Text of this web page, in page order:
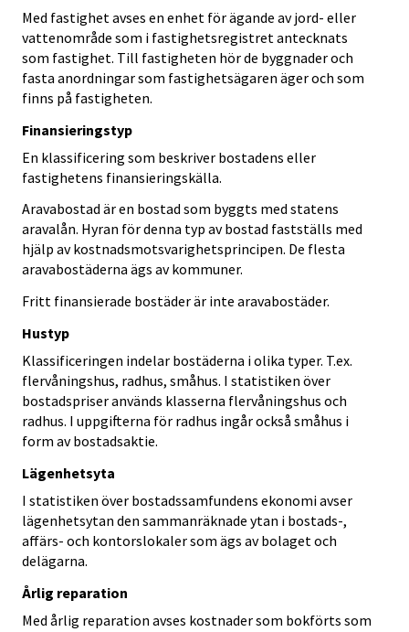
Med fastighet avses en enhet för ägande av jord- eller
vattenområde som i fastighetsregistret antecknats
som fastighet. Till fastigheten hör de byggnader och
fasta anordningar som fastighetsägaren äger och som
finns på fastigheten.
Finansieringstyp
En klassificering som beskriver bostadens eller
fastighetens finansieringskälla.
Aravabostad är en bostad som byggts med statens
aravalån. Hyran för denna typ av bostad fastställs med
hjälp av kostnadsmotsvarighetsprincipen. De flesta
aravabostäderna ägs av kommuner.
Fritt finansierade bostäder är inte aravabostäder.
Hustyp
Klassificeringen indelar bostäderna i olika typer. T.ex.
flervåningshus, radhus, småhus. I statistiken över
bostadspriser används klasserna flervåningshus och
radhus. I uppgifterna för radhus ingår också småhus i
form av bostadsaktie.
Lägenhetsyta
I statistiken över bostadssamfundens ekonomi avser
lägenhetsytan den sammanräknade ytan i bostads-,
affärs- och kontorslokaler som ägs av bolaget och
delägarna.
Årlig reparation
Med årlig reparation avses kostnader som bokförts som